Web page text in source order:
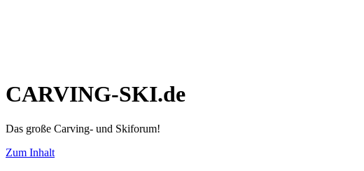
CARVING-SKI.de
Das große Carving- und Skiforum!
Zum Inhalt